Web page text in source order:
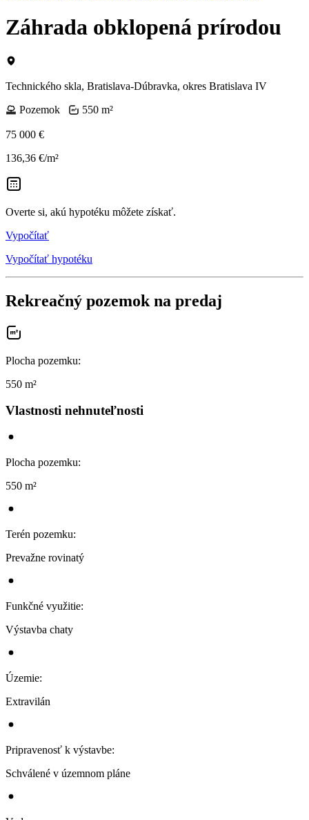
Záhrada obklopená prírodou
Technického skla, Bratislava-Dúbravka, okres Bratislava IV
Pozemok
550 m²
75 000 €
136,36 €/m²
Overte si, akú hypotéku môžete získať.
Vypočítať
Vypočítať hypotéku
Rekreačný pozemok na predaj
Plocha pozemku:
550 m²
Vlastnosti nehnuteľnosti
Plocha pozemku:
550 m²
Terén pozemku:
Prevažne rovinatý
Funkčné využitie:
Výstavba chaty
Územie:
Extravilán
Pripravenosť k výstavbe:
Schválené v územnom pláne